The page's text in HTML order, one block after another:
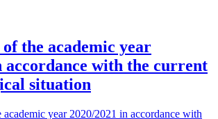
the academic year
accordance with the current
situation